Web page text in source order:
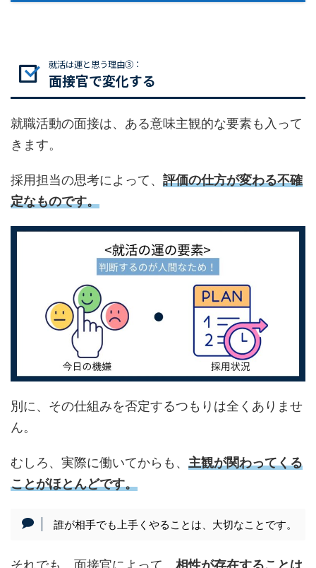
就活は運と思う理由③：
面接官で変化する
就職活動の面接は、ある意味主観的な要素も入って
きます。
採用担当の思考によって、 評価の仕方が変わる不確
定なものです。
別に、その仕組みを否定するつもりは全くありませ
ん。
むしろ、実際に働いてからも、 主観が関わってくる
ことがほとんどです。
誰が相手でも上手くやることは、大切なことです。
それでも、面接官によって、 相性が存在することは